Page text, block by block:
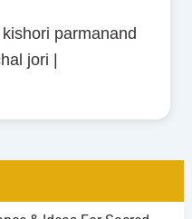
parmanand
jori |